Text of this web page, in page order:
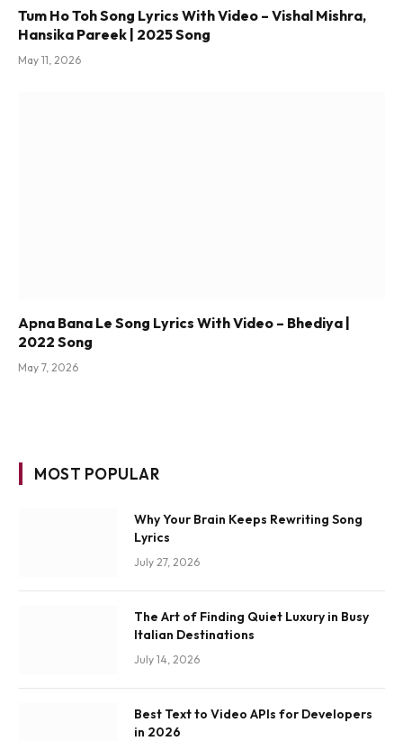
Tum Ho Toh Song Lyrics With Video – Vishal Mishra,
Hansika Pareek | 2025 Song
May 11, 2026
Apna Bana Le Song Lyrics With Video – Bhediya |
2022 Song
May 7, 2026
MOST POPULAR
Why Your Brain Keeps Rewriting Song
Lyrics
July 27, 2026
The Art of Finding Quiet Luxury in Busy
Italian Destinations
July 14, 2026
Best Text to Video APIs for Developers
in 2026